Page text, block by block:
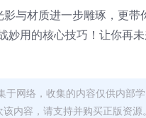
与材质进一步雕琢，更
用的核心技巧！让你再
于网络，收集的内容仅供内部
内容，请支持并购买正版资